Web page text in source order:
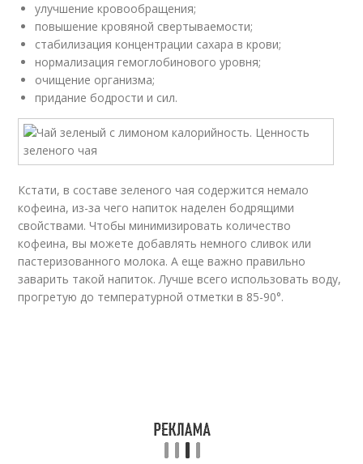
улучшение кровообращения;
повышение кровяной свертываемости;
стабилизация концентрации сахара в крови;
нормализация гемоглобинового уровня;
очищение организма;
придание бодрости и сил.
Кстати, в составе зеленого чая содержится немало
кофеина, из-за чего напиток наделен бодрящими
свойствами. Чтобы минимизировать количество
кофеина, вы можете добавлять немного сливок или
пастеризованного молока. А еще важно правильно
заварить такой напиток. Лучше всего использовать воду,
прогретую до температурной отметки в 85-90°.